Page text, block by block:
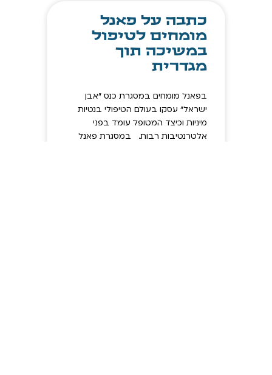
כתבה על פאנל
מומחים לטיפול
במשיכה תוך
מגדרית
בפאנל מומחים במסגרת כנס "אבן
ישראל" עסקו בעולם הטיפולי בנטיות
מיניות וכיצד המטופל עומד בפני
אלטרנטיבות רבות. במסגרת פאנל